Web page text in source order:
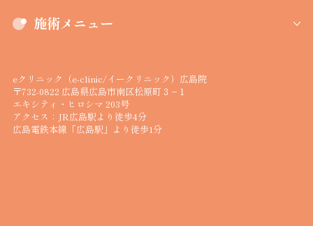
施術メニュー
eクリニック（e-clinic/イークリニック）広島院
〒732-0822 広島県広島市南区松原町３−１
エキシティ・ヒロシマ 203号
アクセス：JR広島駅より徒歩4分
広島電鉄本線「広島駅」より徒歩1分